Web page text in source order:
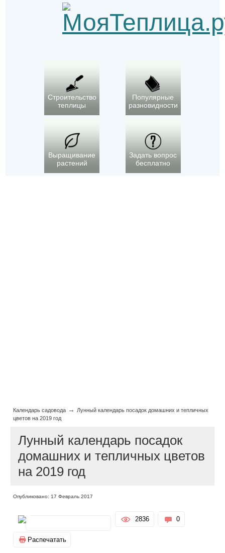
Строительство
теплицы
Популярные
разновидности
Выращивание
растений
Задать вопрос
бесплатно
Календарь садовода →
Лунный календарь посадок домашних и тепличных
цветов на 2019 год
Лунный календарь посадок
домашних и тепличных цветов
на 2019 год
Опубликовано: 17 Февраль 2017
2836 0
Распечатать